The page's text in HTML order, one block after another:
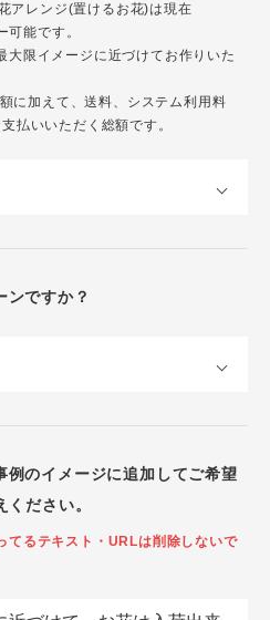
アレンジ(置けるお花)は現在
可能です。
大限イメージに近づけてお作りいた
に加えて、送料、システム利用料
払いいただく総額です。
ンですか？
例のイメージに追加してご希望
ださい。
るテキスト・URLは削除しないで